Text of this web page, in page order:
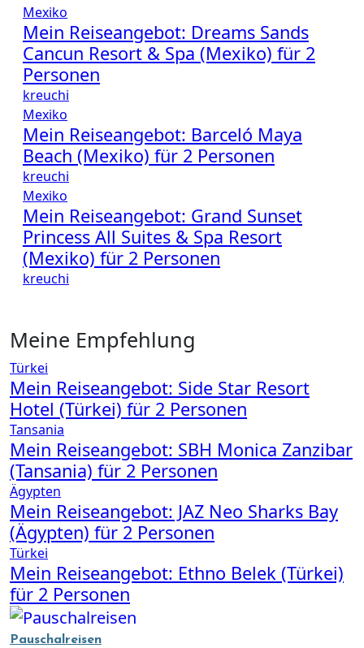
Mexiko
Mein Reiseangebot: Dreams Sands
Cancun Resort & Spa (Mexiko) für 2
Personen
kreuchi
Mexiko
Mein Reiseangebot: Barceló Maya
Beach (Mexiko) für 2 Personen
kreuchi
Mexiko
Mein Reiseangebot: Grand Sunset
Princess All Suites & Spa Resort
(Mexiko) für 2 Personen
kreuchi
Meine Empfehlung
Türkei
Mein Reiseangebot: Side Star Resort
Hotel (Türkei) für 2 Personen
Tansania
Mein Reiseangebot: SBH Monica Zanzibar
(Tansania) für 2 Personen
Ägypten
Mein Reiseangebot: JAZ Neo Sharks Bay
(Ägypten) für 2 Personen
Türkei
Mein Reiseangebot: Ethno Belek (Türkei)
für 2 Personen
Pauschalreisen